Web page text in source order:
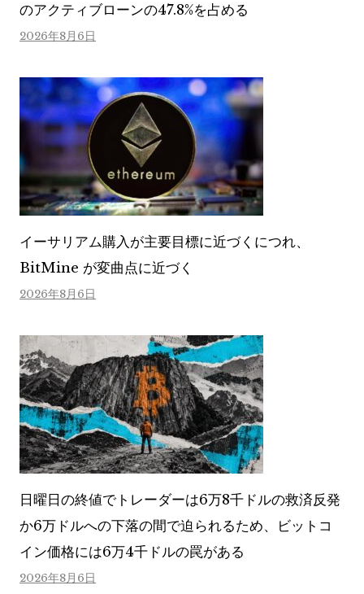
のアクティブローンの47.8%を占める
2026年8月6日
イーサリアム購入が主要目標に近づくにつれ、
BitMine が変曲点に近づく
2026年8月6日
日曜日の終値でトレーダーは6万8千ドルの救済反発
か6万ドルへの下落の間で迫られるため、ビットコ
イン価格には6万4千ドルの罠がある
2026年8月6日